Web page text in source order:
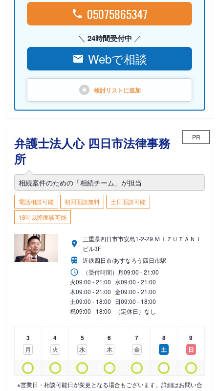
05075865347
24時間受付中
Webで相談
検討リストに追加
弁護士法人心 四日市法律事務
所
PR
相続案件のための「相続チーム」が担当
電話相談可能 初回面談無料
土日面談可能
18時以降面談可能
三重県四日市市安島1-2-29 ＭＩＺＵＴＡＮＩ
ビル3F
近鉄四日市/あすなろう四日市駅
（受付時間） 月09:00 - 21:00
火09:00 - 21:00 水09:00 - 21:00
木09:00 - 21:00 金09:00 - 21:00
土09:00 - 18:00 日09:00 - 18:00
祝09:00 - 18:00 （定休日）なし
3
月
4
火
5
水
6
木
7
金
8
土
9
日
※営業日・相談可能日が変更となる場合もございます。詳細はお問い合